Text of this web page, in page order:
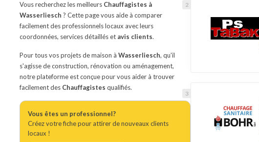
Vous recherchez les meilleurs Chauffagistes à
Wasserliesch ? Cette page vous aide à comparer
facilement des professionnels locaux avec leurs
coordonnées, services détaillés et avis clients.
Pour tous vos projets de maison à Wasserliesch, qu'il
s'agisse de construction, rénovation ou aménagement,
notre plateforme est conçue pour vous aider à trouver
facilement des Chauffagistes qualifiés.
Vous êtes un professionnel?
Créez votre fiche pour attirer de nouveaux clients
locaux !